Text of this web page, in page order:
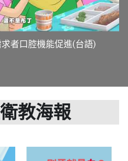
者口腔機能促進(台語)
教海報